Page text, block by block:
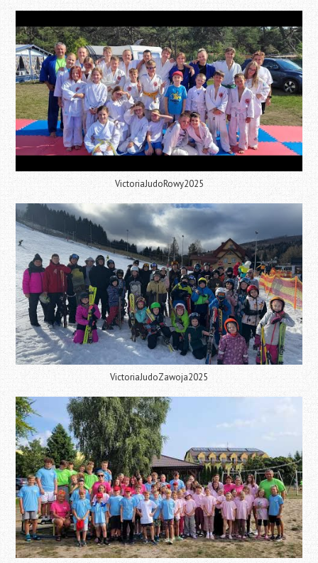
VictoriaJudoRowy2025
VictoriaJudoZawoja2025